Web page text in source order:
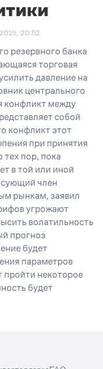
20:52
резервного банка
торговая
давление на
центрального
конфликт между
собой
конфликт этот
при принятия
пор, пока
в той или иной
член
рынкам, заявил
угрожают
волатильность
прогноз
будет
параметров
пройти некоторое
будет